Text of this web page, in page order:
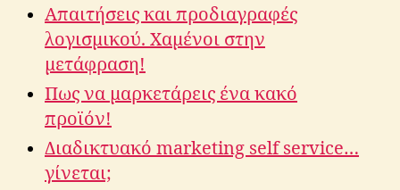
Απαιτήσεις και προδιαγραφές
λογισμικού. Χαμένοι στην
μετάφραση!
Πως να μαρκετάρεις ένα κακό
προϊόν!
Διαδικτυακό marketing self service…
γίνεται;